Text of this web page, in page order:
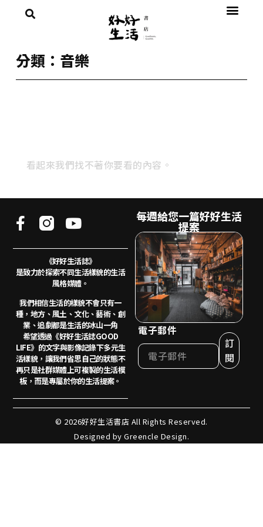
分類：音樂
看起來我們找不著你要看的內容。
《好好生活誌》
是致力於探索不同生活樣貌的生活
風格媒體。
我們相信生活的樣貌不會只有一
種，地方、風土、 文化、藝術、創
業、追劇都是生活的冰山一角
希望透過《好好生活誌GOOD
LIFE》的文字與影像記錄下多元生
活樣貌，讓我們省思自己的狀態不
再只是社群媒體上可複製的生活模
板，而是專屬於你的生活提案。
每週給您一篇好好生活
提案
電子郵件
訂
閱
© 2026好好生活書店 All Rights Reserved.
Designed by Greencle Design.